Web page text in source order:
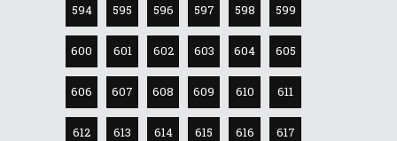
594 595 596 597 598 599
600 601 602 603 604 605
606 607 608 609 610 611
612 613 614 615 616 617